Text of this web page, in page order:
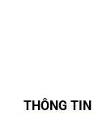
THÔNG TIN